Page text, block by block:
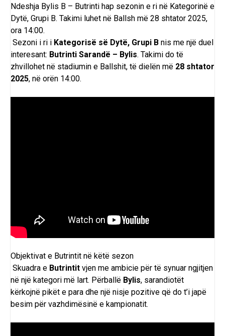
Ndeshja Bylis B – Butrinti hap sezonin e ri në Kategorinë e
Dytë, Grupi B. Takimi luhet në Ballsh më 28 shtator 2025,
ora 14:00.
Sezoni i ri i Kategorisë së Dytë, Grupi B nis me një duel
interesant: Butrinti Sarandë – Bylis. Takimi do të
zhvillohet në stadiumin e Ballshit, të dielën më 28 shtator
2025, në orën 14:00.
Objektivat e Butrintit në këtë sezon
Skuadra e Butrintit vjen me ambicie për të synuar ngjitjen
në një kategori më lart. Përballë Bylis, sarandiotët
kërkojnë pikët e para dhe një nisje pozitive që do t’i japë
besim për vazhdimësinë e kampionatit.